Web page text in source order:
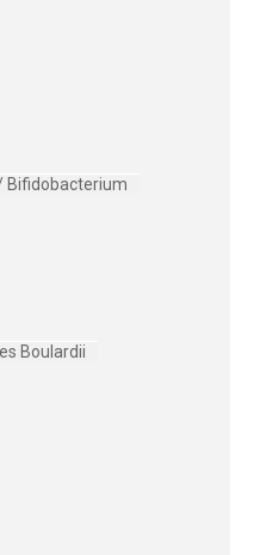
Bifidobacterium
Boulardii